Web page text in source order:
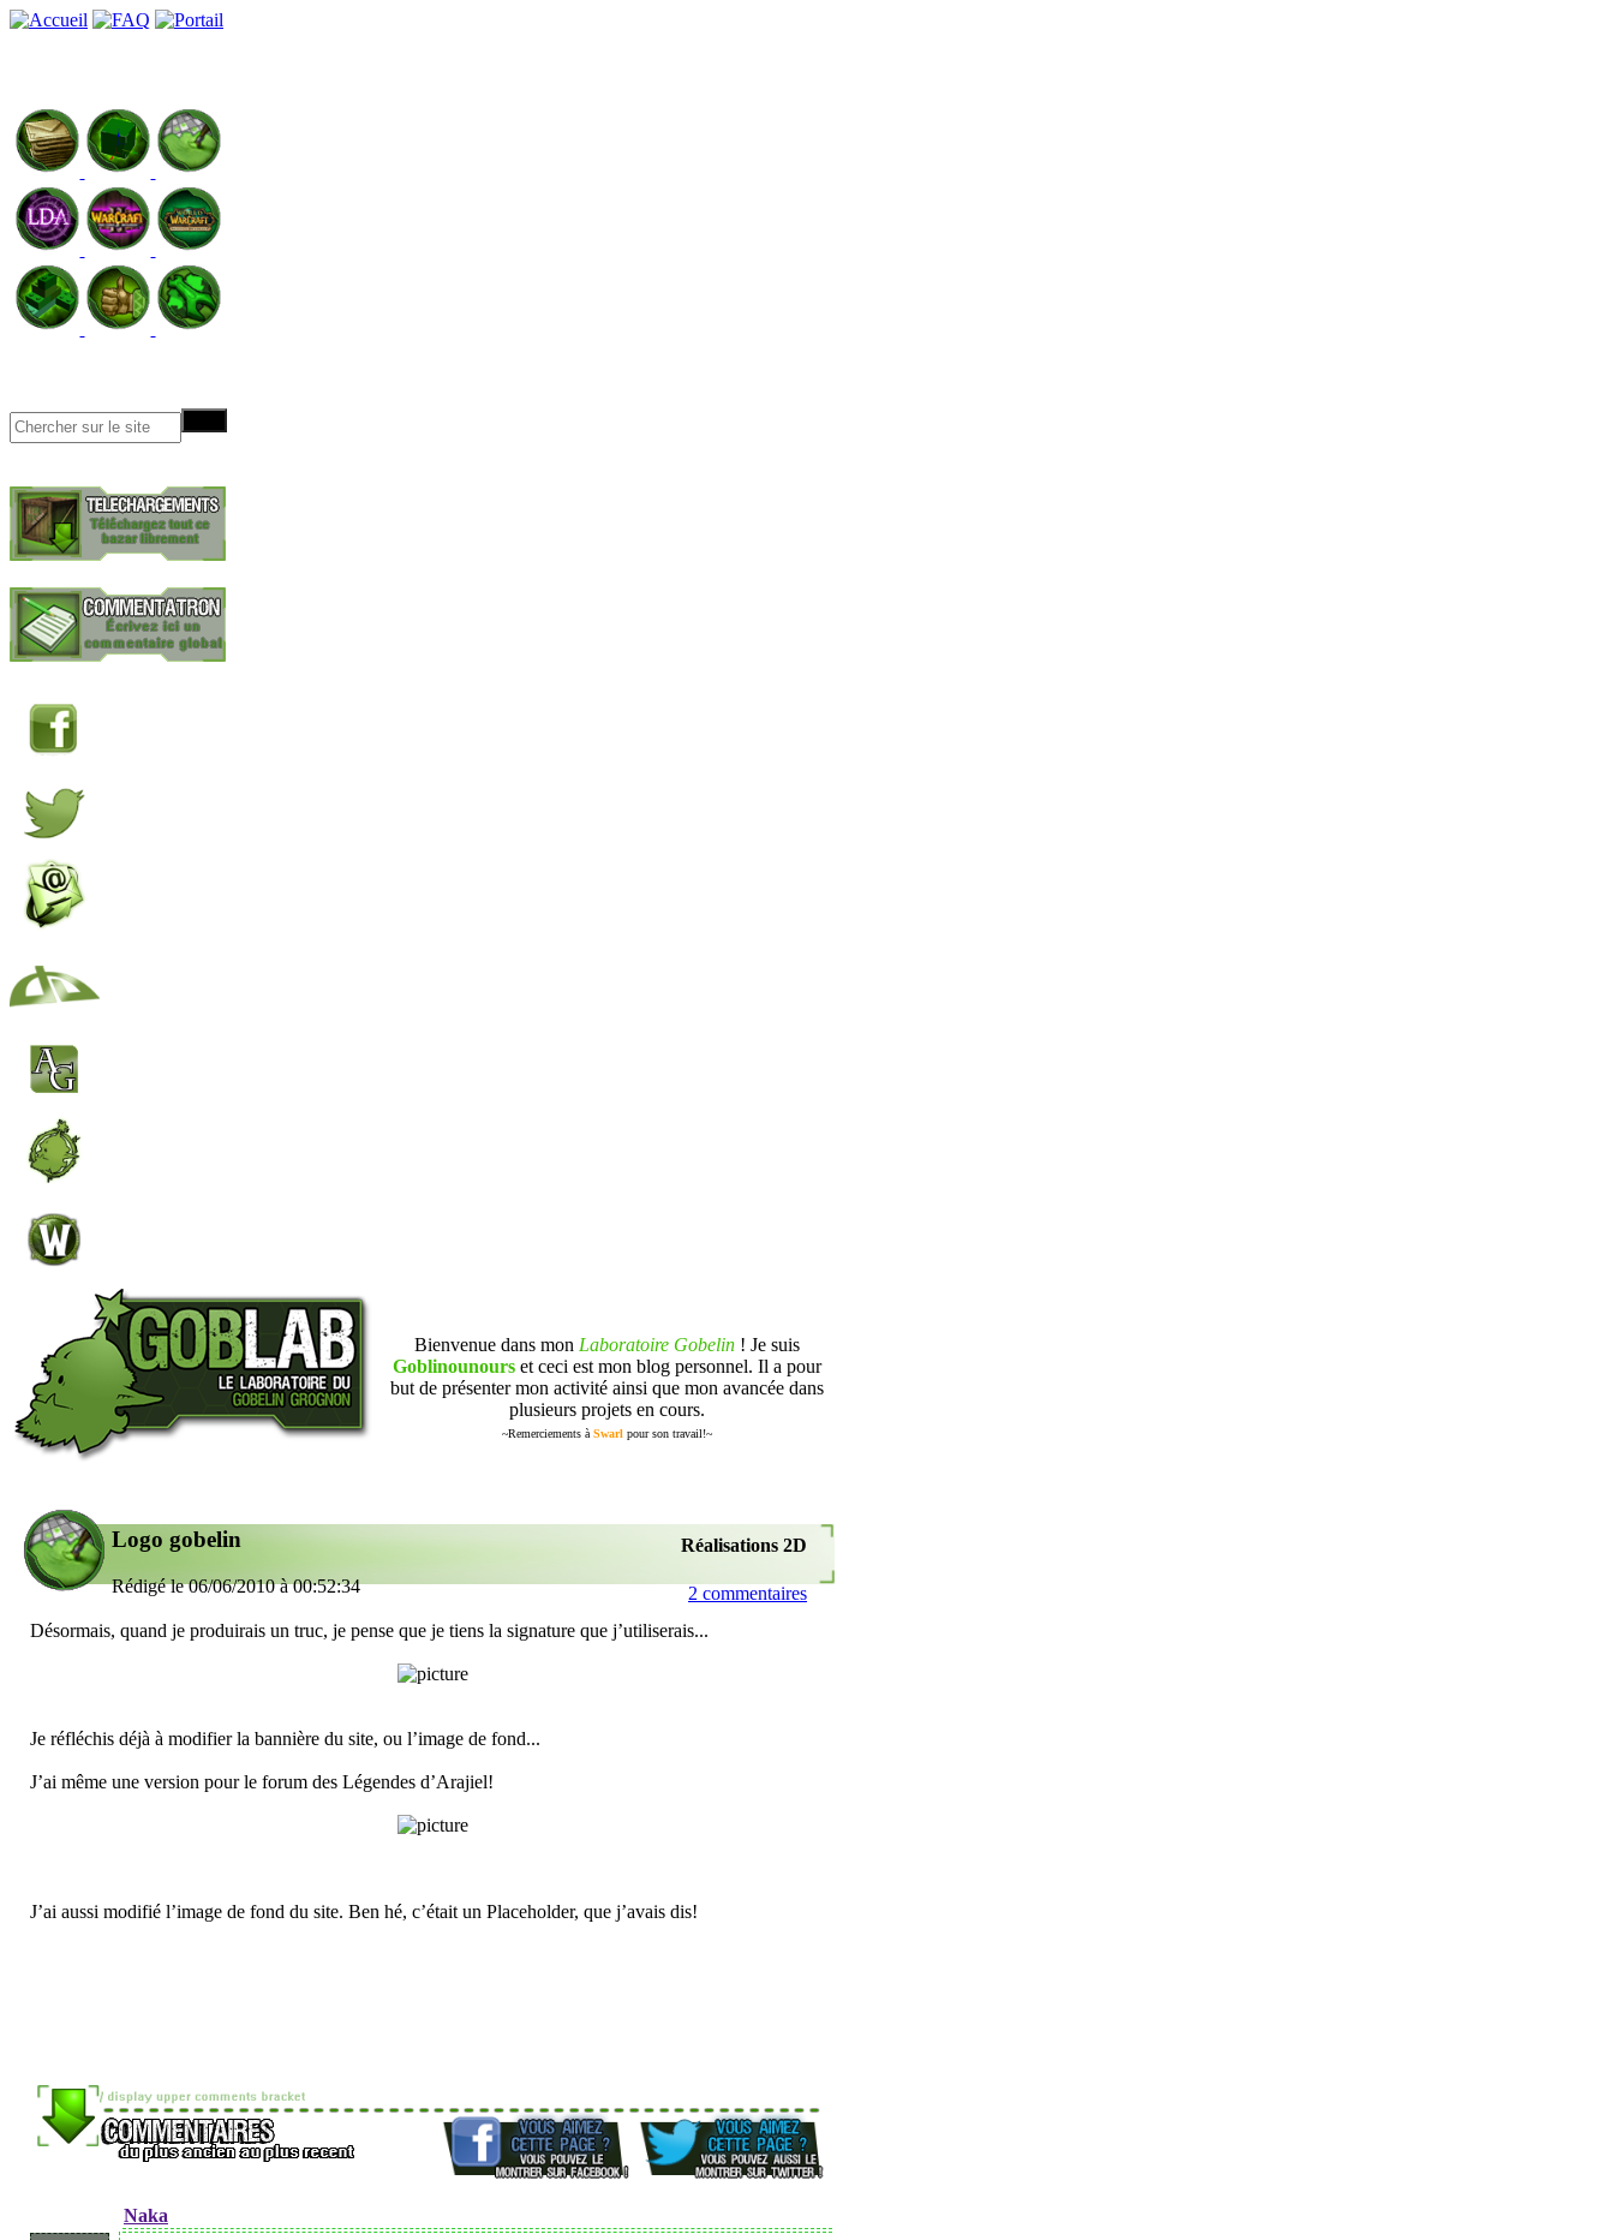
Bienvenue dans mon Laboratoire Gobelin! Je suis
Goblinounourset ceci est mon blog personnel. Il a pour
but de présenter mon activité ainsi que mon avancée dans
plusieurs projets en cours.
~Remerciements à Swarlpour son travail!~
Réalisations 2D
2 commentaires
Logo gobelin
Rédigé le 06/06/2010 à 00:52:34
Désormais, quand je produirais un truc, je pense que je tiens la signature que j’utiliserais...
Je réfléchis déjà à modifier la bannière du site, ou l’image de fond...
J’ai même une version pour le forum des Légendes d’Arajiel!
J’ai aussi modifié l’image de fond du site. Ben hé, c’était un Placeholder, que j’avais dis!
Naka